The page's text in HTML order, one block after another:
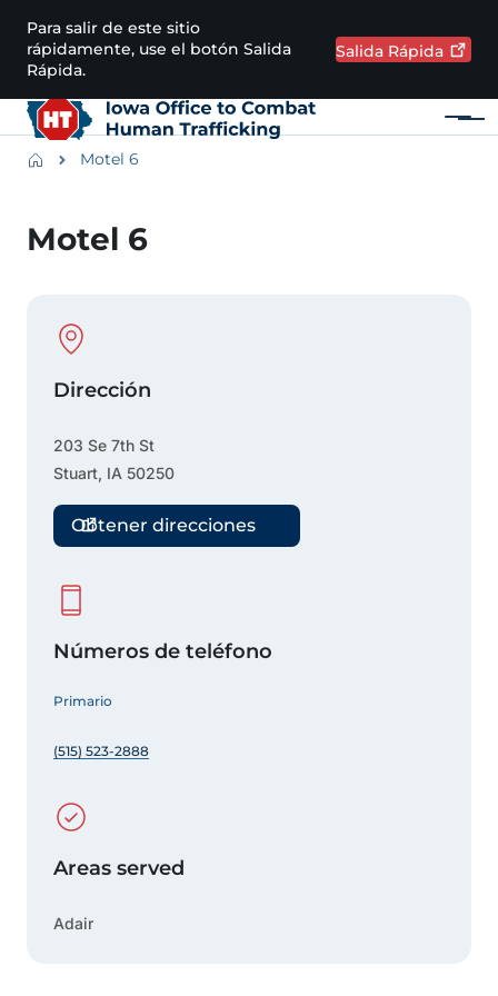
Pasar al contenido principal
Para salir de este sitio
rápidamente, use el botón Salida
Rápida.
Salida Rápida
Menú
Breadcrumbs
Motel 6
Motel 6
Physical Location
Dirección
203 Se 7th St
Stuart, IA 50250
Obtener direcciones
Números de teléfono
Primario
(515) 523-2888
Areas served
Adair